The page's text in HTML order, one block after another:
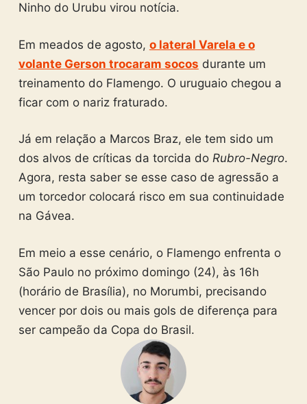
Ninho do Urubu virou notícia.
Em meados de agosto, o lateral Varela e o
volante Gerson trocaram socos durante um
treinamento do Flamengo. O uruguaio chegou a
ficar com o nariz fraturado.
Já em relação a Marcos Braz, ele tem sido um
dos alvos de críticas da torcida do Rubro-Negro.
Agora, resta saber se esse caso de agressão a
um torcedor colocará risco em sua continuidade
na Gávea.
Em meio a esse cenário, o Flamengo enfrenta o
São Paulo no próximo domingo (24), às 16h
(horário de Brasília), no Morumbi, precisando
vencer por dois ou mais gols de diferença para
ser campeão da Copa do Brasil.